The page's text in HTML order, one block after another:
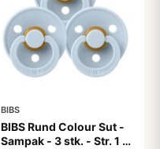
BIBS
BIBS Rund Colour Sut -
Sampak - 3 stk. - Str. 1 -